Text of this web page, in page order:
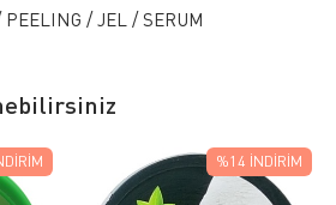
PEELING / JEL / SERUM
%14 İNDIRIM